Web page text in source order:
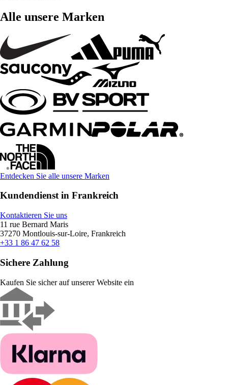
Alle unsere Marken
Entdecken Sie alle unsere Marken
Kundendienst in Frankreich
Kontaktieren Sie uns
11 rue Bernard Maris
37270 Montlouis-sur-Loire, Frankreich
+33 1 86 47 62 58
Sichere Zahlung
Kaufen Sie sicher auf unserer Website ein